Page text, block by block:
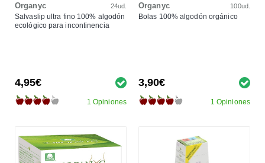
Organyc 24ud.
Salvaslip ultra fino 100% algodón
ecológico para incontinencia
4,95€
1 Opiniones
Organyc 100ud.
Bolas 100% algodón orgánico
3,90€
1 Opiniones